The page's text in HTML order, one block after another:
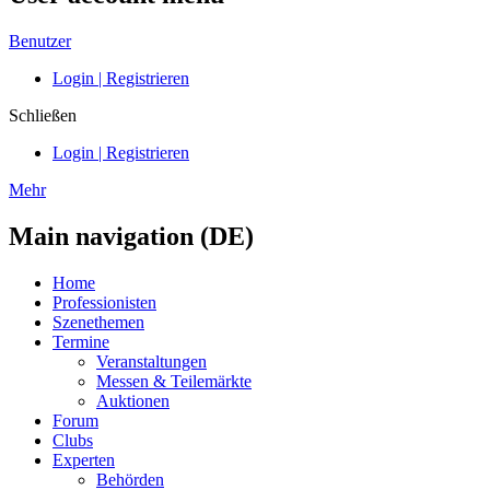
Benutzer
Login | Registrieren
Schließen
Login | Registrieren
Mehr
Main navigation (DE)
Home
Professionisten
Szenethemen
Termine
Veranstaltungen
Messen & Teilemärkte
Auktionen
Forum
Clubs
Experten
Behörden